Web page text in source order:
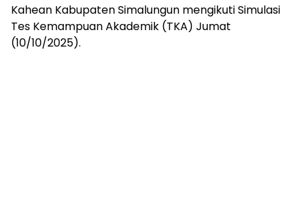
Kahean Kabupaten Simalungun mengikuti Simulasi
Tes Kemampuan Akademik (TKA) Jumat
(10/10/2025).